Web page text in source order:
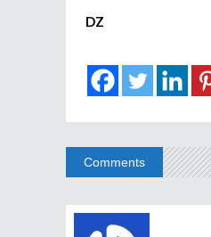
DZ
Comments